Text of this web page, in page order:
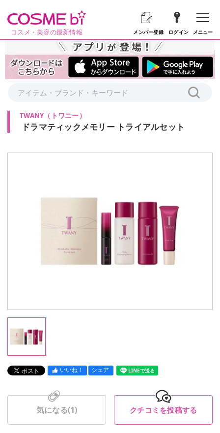
コスメ・美容の最新情報 メンバー登録 ログイン メニュー
TWANY（ トワニー）
ドラマティックメモリー トライアルセット
いいね！ シェア LINEで送る
気になる(1) クチコミを投稿する